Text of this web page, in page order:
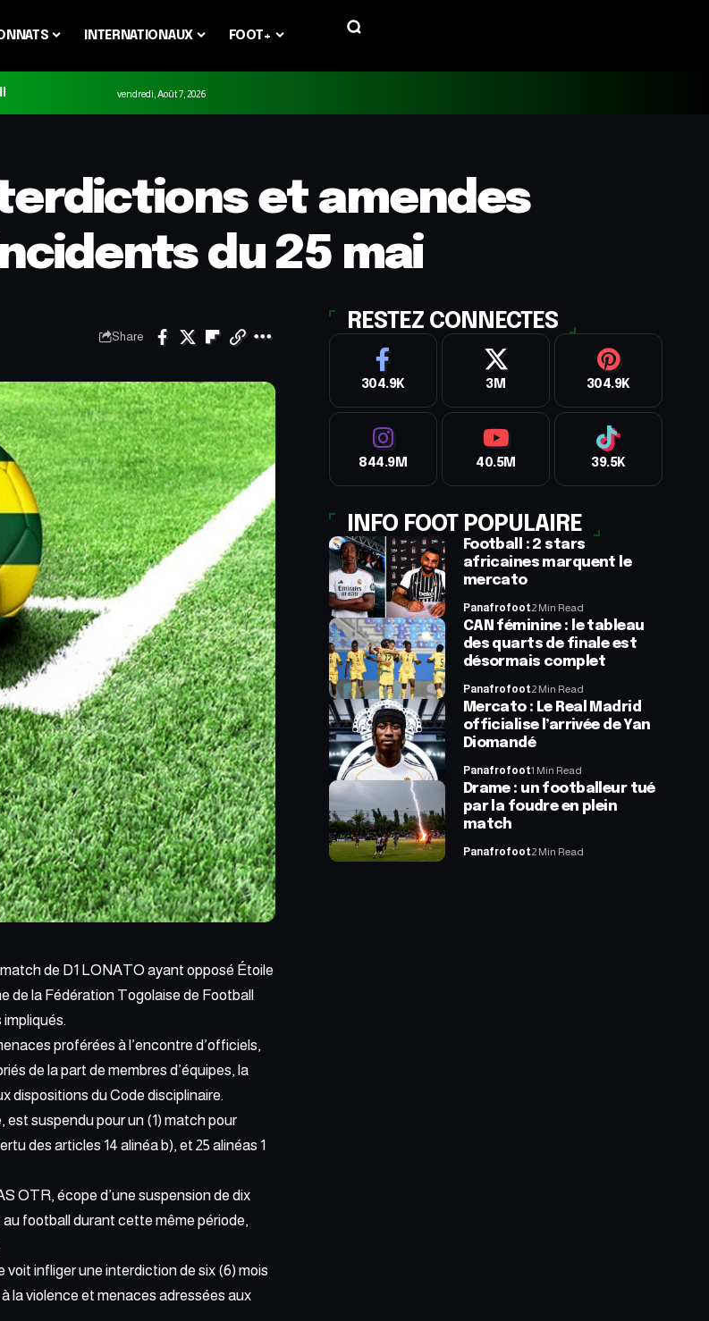
INTERNATIONAUX FOOT+
vendredi, Août 7, 2026
et amendes
du 25 mai
Share
de D1 LONATO ayant opposé Étoile
de la Fédération Togolaise de Football
proférées à l’encontre d’officiels,
de la part de membres d’équipes, la
dispositions du Code disciplinaire.
suspendu pour un (1) match pour
des articles 14 alinéa b), et 25 alinéas 1
OTR, écope d’une suspension de dix
football durant cette même période,
infliger une interdiction de six (6) mois
la violence et menaces adressées aux
RESTEZ CONNECTES
304.9K 3M 304.9K
844.9M 40.5M 39.5K
INFO FOOT POPULAIRE
Football : 2 stars
africaines marquent le
mercato
Panafrofoot2 Min Read
CAN féminine : le tableau
des quarts de finale est
désormais complet
Panafrofoot2 Min Read
Mercato : Le Real Madrid
officialise l’arrivée de Yan
Diomandé
Panafrofoot1 Min Read
Drame : un footballeur tué
par la foudre en plein
match
Panafrofoot2 Min Read